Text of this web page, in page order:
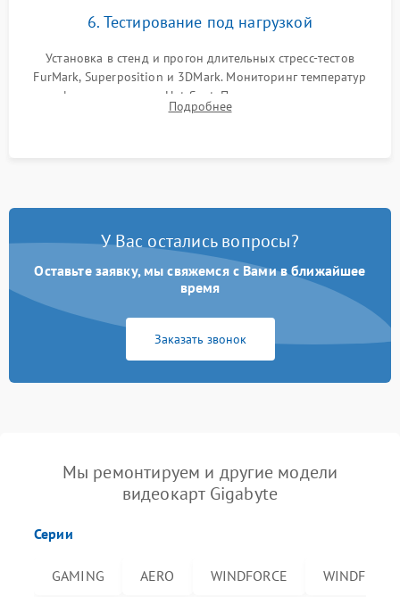
6. Тестирование под нагрузкой
Установка в стенд и прогон длительных стресс-тестов
FurMark, Superposition и 3DMark. Мониторинг температур
графического чипа и Hot Spot. Проверка на отсутствие
артефактов изображения, вылетов драйвера и зависаний.
Подробнее
У Вас остались вопросы?
Оставьте заявку, мы свяжемся с Вами в ближайшее
время
Заказать звонок
Мы ремонтируем и другие модели
видеокарт Gigabyte
Серии
GAMING AERO WINDFORCE